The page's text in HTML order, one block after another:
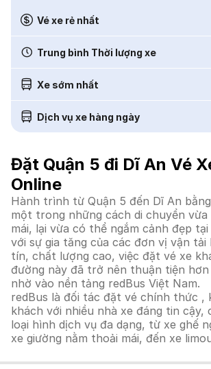
Vé xe rẻ nhất
Trung bình Thời lượng xe
Xe sớm nhất
Dịch vụ xe hàng ngày
Đặt Quận 5 đi Dĩ An Vé
Online
Hành trình từ Quận 5 đến Dĩ An
một trong những cách di chuyển vừa
mái, lại vừa có thể ngắm cảnh đẹp tại
với sự gia tăng của các đơn vị vận
tín, chất lượng cao, việc đặt vé xe
đường này đã trở nên thuận tiện
nhờ vào nền tảng redBus Việt Nam.
redBus là đối tác đặt vé chính thức ,
khách với nhiều nhà xe đáng tin cậy,
loại hình dịch vụ đa dạng, từ xe ghế
xe giường nằm thoải mái, đến xe